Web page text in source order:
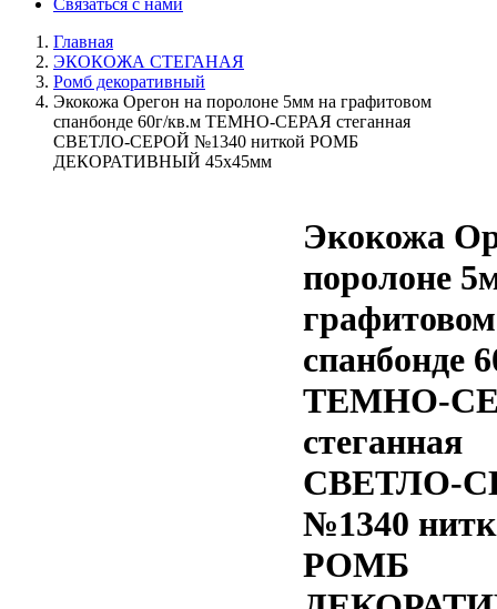
Связаться с нами
Главная
ЭКОКОЖА СТЕГАНАЯ
Ромб декоративный
Экокожа Орегон на поролоне 5мм на графитовом
спанбонде 60г/кв.м ТЕМНО-СЕРАЯ стеганная
СВЕТЛО-СЕРОЙ №1340 ниткой РОМБ
ДЕКОРАТИВНЫЙ 45х45мм
Экокожа
поролоне
графитовом
спанбонде
ТЕМНО-
стеганная
СВЕТЛО-
№1340
РОМБ